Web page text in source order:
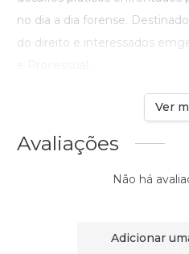
no dia a dia forense.
do direito e interessados
Ver
Avaliações
Não há
Adicionar